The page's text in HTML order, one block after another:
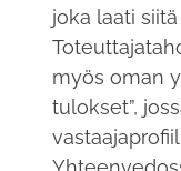
joka laati
myös oman
tulokset”,